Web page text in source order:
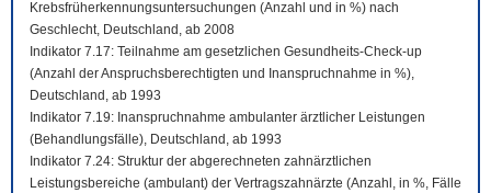
Krebsfrüherkennungsuntersuchungen (Anzahl und in %) nach
Geschlecht, Deutschland, ab 2008
Indikator 7.17: Teilnahme am gesetzlichen Gesundheits-Check-up
(Anzahl der Anspruchsberechtigten und Inanspruchnahme in %),
Deutschland, ab 1993
Indikator 7.19: Inanspruchnahme ambulanter ärztlicher Leistungen
(Behandlungsfälle), Deutschland, ab 1993
Indikator 7.24: Struktur der abgerechneten zahnärztlichen
Leistungsbereiche (ambulant) der Vertragszahnärzte (Anzahl, in %, Fälle